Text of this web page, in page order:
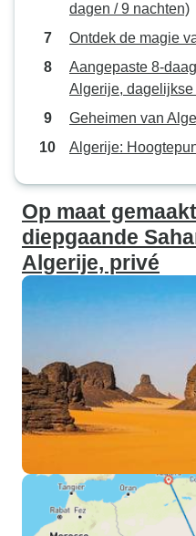
dagen / 9 nachten)
Ontdek de magie
Aangepaste 8-
Algerije,
Geheimen van
Algerije:
Op maat
diepgaande
Algerije, privé